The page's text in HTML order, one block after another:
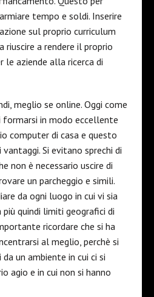
tempo e soldi. Inserire
sul proprio curriculum
riuscire a rendere il proprio
aziende alla ricerca di
meglio se online. Oggi come
in modo eccellente
computer di casa e questo
Si evitano sprechi di
non è necessario uscire di
un parcheggio e simili.
da ogni luogo in cui vi sia
più quindi limiti geografici di
ricordare che si ha
al meglio, perchè si
un ambiente in cui ci si
agio e in cui non si hanno